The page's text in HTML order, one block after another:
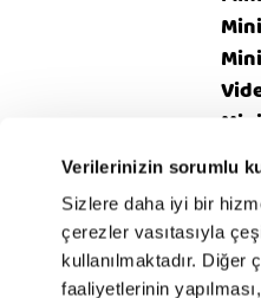
Verilerinizin sorumlu
Sizlere daha iyi bir
çerezler vasıtasıyla
kullanılmaktadır.
faaliyetlerinin